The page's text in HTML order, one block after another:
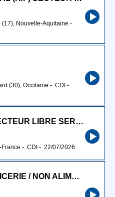
(17), Nouvelle-Aquitaine -
(30), Occitanie - CDI -
EMPLOYE MAGASIN SECTEUR LIBRE SERVICE (H/F)
- CDI - 22/07/2026
CHEF DE SECTEUR EPICERIE / NON ALIMENTAIRE (H/F)